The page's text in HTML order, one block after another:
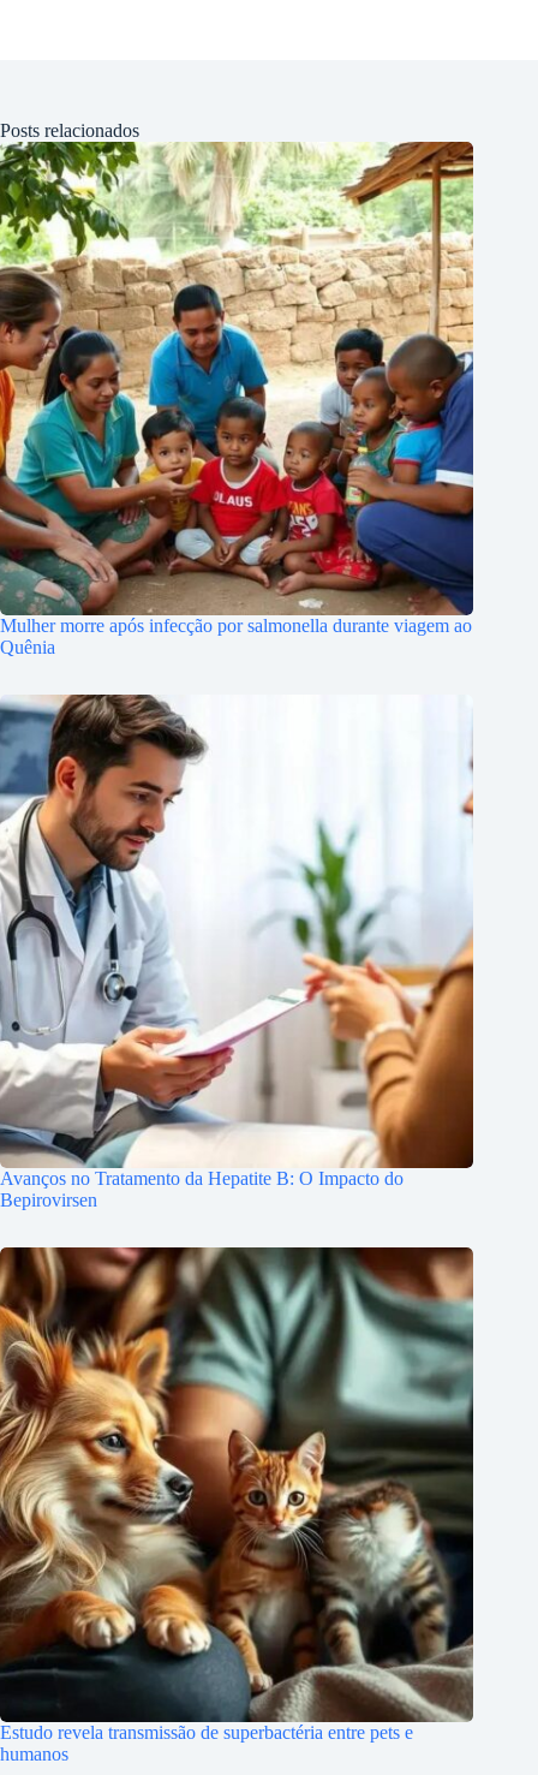
Posts relacionados
Mulher morre após infecção por salmonella durante viagem ao
Quênia
Avanços no Tratamento da Hepatite B: O Impacto do
Bepirovirsen
Estudo revela transmissão de superbactéria entre pets e
humanos